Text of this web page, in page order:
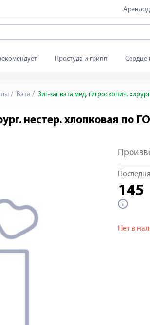
Простуда и грипп Сердце
Вата Зиг-заг вата мед. гигроскопич.
нестер. хлопковая по
145
Нет в